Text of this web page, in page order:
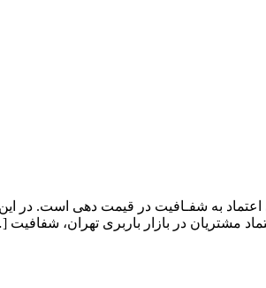
به شفـافیت در قیمت دهی است. در
مشتریان در بازار باربری تهران،